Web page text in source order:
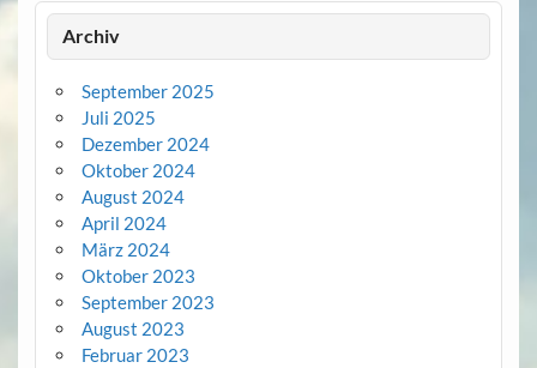
Archiv
September 2025
Juli 2025
Dezember 2024
Oktober 2024
August 2024
April 2024
März 2024
Oktober 2023
September 2023
August 2023
Februar 2023